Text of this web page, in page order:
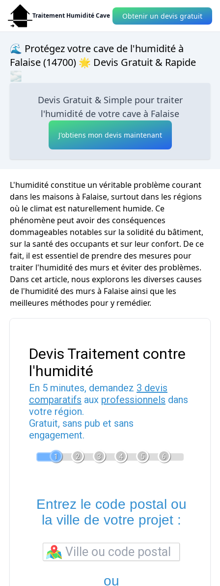
Traitement Humidité Cave Obtenir un devis gratuit
🌊 Protégez votre cave de l'humidité à
Falaise (14700) 🌟 Devis Gratuit & Rapide
🌫
Devis Gratuit & Simple pour traiter
l'humidité de votre cave à Falaise
J'obtiens mon devis maintenant
L'humidité constitue un véritable problème courant
dans les maisons à Falaise, surtout dans les régions
où le climat est naturellement humide. Ce
phénomène peut avoir des conséquences
dommageables notables sur la solidité du bâtiment,
sur la santé des occupants et sur leur confort. De ce
fait, il est essentiel de prendre des mesures pour
traiter l'humidité des murs et éviter des problèmes.
Dans cet article, nous explorons les diverses causes
de l'humidité des murs à Falaise ainsi que les
meilleures méthodes pour y remédier.
Devis Traitement contre
l'humidité
En 5 minutes, demandez 3 devis
comparatifs aux professionnels dans
votre région.
Gratuit, sans pub et sans
engagement.
1 2 3 4 5 6
Entrez le code postal ou
la ville de votre projet :
ou